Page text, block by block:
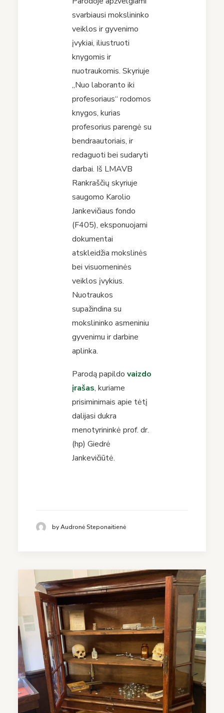
svarbiausi mokslininko
veiklos ir gyvenimo
įvykiai, iliustruoti
knygomis ir
nuotraukomis. Skyriuje
„Nuo laboranto iki
profesoriaus“ rodomos
knygos, kurias
profesorius parengė su
bendraautoriais, ir
redaguoti bei sudaryti
darbai. Iš LMAVB
Rankraščių skyriuje
saugomo Karolio
Jankevičiaus fondo
(F405), eksponuojami
dokumentai
atskleidžia mokslinės
bei visuomeninės
veiklos įvykius.
Nuotraukos
supažindina su
mokslininko asmeniniu
gyvenimu ir darbine
aplinka.
Parodą papildo vaizdo
įrašas, kuriame
prisiminimais apie tėtį
dalijasi dukra
menotyrininkė prof. dr.
(hp) Giedrė
Jankevičiūtė.
by Audronė Steponaitienė